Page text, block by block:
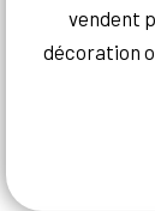
vendent
décoration